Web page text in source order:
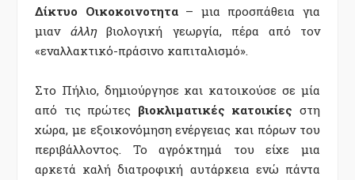
Δίκτυο Οικοκοινοτητα– μια προσπάθεια για
μιαν άλληβιολογική γεωργία, πέρα από τον
«εναλλακτικό-πράσινο καπιταλισμό».
Στο Πήλιο, δημιούργησε και κατοικούσε σε μία
από τις πρώτες βιοκλιματικές κατοικίες στη
χώρα, με εξοικονόμηση ενέργειας και πόρων του
περιβάλλοντος. Το αγρόκτημά του είχε μια
αρκετά καλή διατροφική αυτάρκεια ενώ πάντα